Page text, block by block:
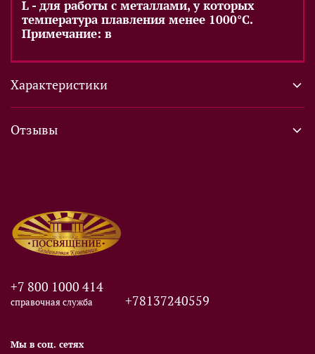
L - для работы с металлами, у которых
температура плавления менее 1000°С.
Примечание: в
Характеристики
Отзывы
+7 800 1000 414
справочная служба +78137240559
Мы в соц. сетях